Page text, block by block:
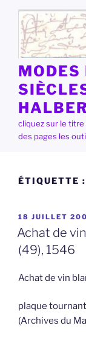
contenu
principal
MODES
cliquez sur le titre
des pages les
ÉTIQUETTE :
PUBLIÉ
LE
18 JUILLET
Achat de
(49), 1546
Achat de vin
plaque
(Archives du